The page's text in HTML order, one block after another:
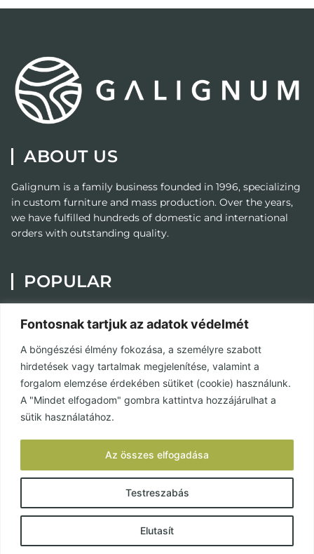
Fontosnak tartjuk az adatok védelmét
A böngészési élmény fokozása, a személyre szabott
hirdetések vagy tartalmak megjelenítése, valamint a
forgalom elemzése érdekében sütiket (cookie) használunk.
A "Mindet elfogadom" gombra kattintva hozzájárulhat a
sütik használatához.
Testreszabás
Elutasít
Az összes elfogadása
ABOUT US
Galignum is a family business founded in 1996, specializing
in custom furniture and mass production. Over the years,
we have fulfilled hundreds of domestic and international
orders with outstanding quality.
POPULAR
Custom Furniture
Contact
Privacy Policy
Terms and Conditions
SOCIAL MEDIA
Facebook